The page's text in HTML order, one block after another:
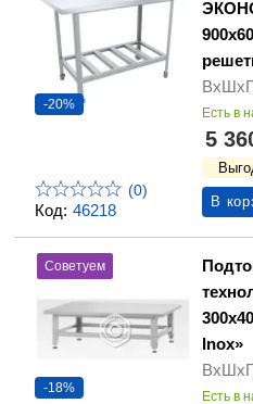
Код: 46218
-20%
(0)
Есть в
5
В
Советуем
-18%
Inox»
Есть в